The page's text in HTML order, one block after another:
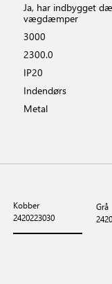
Ja, har indbygget
vægdæmper
3000
2300.0
IP20
Indendørs
Metal
Kobber
2420223030
Grå